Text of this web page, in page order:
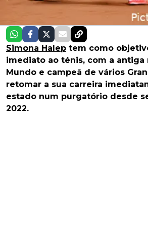
Simona Halep tem como
imediato ao ténis, com a antiga
Mundo e campeã de vários
retomar a sua carreira
estado num purgatório desde
2022.